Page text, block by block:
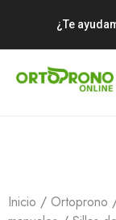
¿Te
Inicio Ortoprono